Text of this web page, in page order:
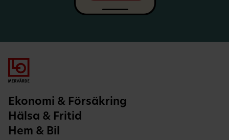
Ekonomi & Försäkring
Hälsa & Fritid
Hem & Bil